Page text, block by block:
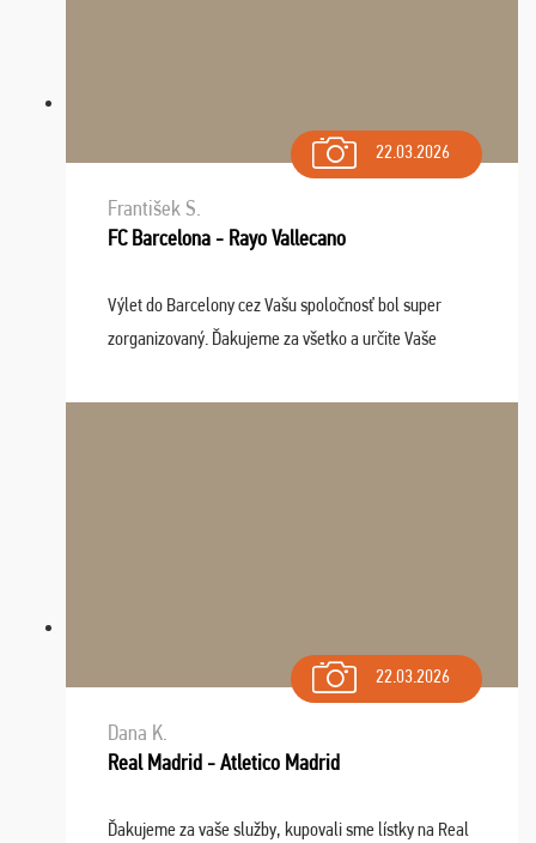
22.03.2026
František S.
FC Barcelona - Rayo Vallecano
Výlet do Barcelony cez Vašu spoločnosť bol super
zorganizovaný. Ďakujeme za všetko a určite Vaše
22.03.2026
Dana K.
Real Madrid - Atletico Madrid
Ďakujeme za vaše služby, kupovali sme lístky na Real